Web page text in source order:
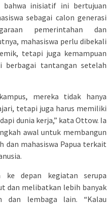
bahwa inisiatif ini bertujuan
sebagai calon generasi
pemerintahan dan
mahasiswa perlu dibekali
tetapi juga kemampuan
berbagai tantangan setelah
mereka tidak hanya
tetapi juga harus memiliki
dunia kerja,” kata Ottow. Ia
awal untuk membangun
dan mahasiswa Papua terkait
ke depan kegiatan serupa
dan melibatkan lebih banyak
dan lembaga lain. “Kalau